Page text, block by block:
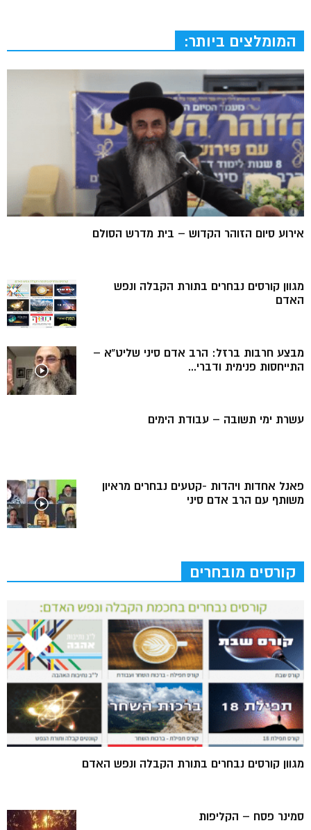
המומלצים ביותר:
אירוע סיום הזוהר הקדוש – בית מדרש הסולם
מגוון קורסים נבחרים בתורת הקבלה ונפש
האדם
מבצע חרבות ברזל: הרב אדם סיני שליט”א –
התייחסות פנימית ודברי...
עשרת ימי תשובה – עבודת הימים
פאנל אחדות ויהדות -קטעים נבחרים מראיון
משותף עם הרב אדם סיני
קורסים מובחרים
מגוון קורסים נבחרים בתורת הקבלה ונפש האדם
סמינר פסח – הקליפות